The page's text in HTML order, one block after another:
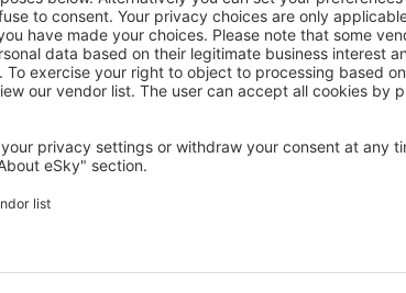
TALAVERA DE LA REINA